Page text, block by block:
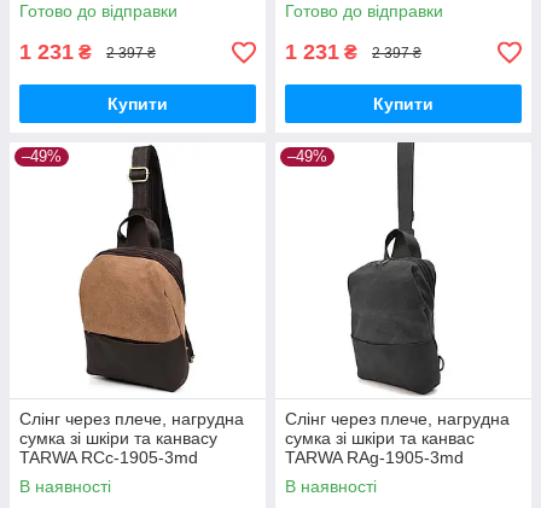
Готово до відправки
1 231 ₴ 2 397 ₴
Купити
Готово до відправки
1 231 ₴ 2 397 ₴
Купити
–49%
Слінг через плече, нагрудна
сумка зі шкіри та канвасу
TARWA RCc-1905-3md
В наявності
–49%
Слінг через плече, нагрудна
сумка зі шкіри та канвас
TARWA RAg-1905-3md
В наявності